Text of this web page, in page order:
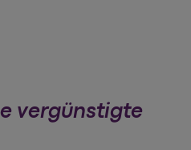
vergünstigte